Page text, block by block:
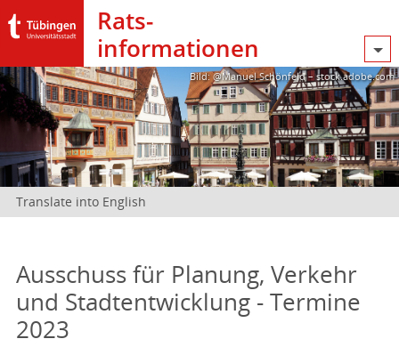
Rats­
informationen
Bild: @Manuel Schönfeld – stock.adobe.com
Translate into English
Ausschuss für Planung, Verkehr
und Stadtentwicklung - Termine
2023